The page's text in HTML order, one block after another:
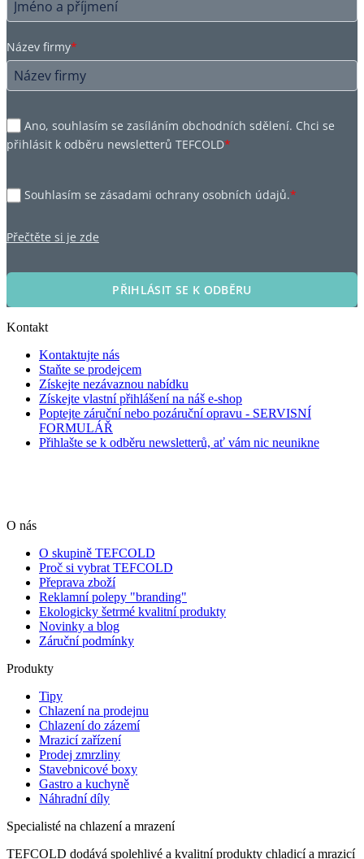
Název firmy*
Ano, souhlasím se zasíláním obchodních sdělení. Chci se
přihlásit k odběru newsletterů TEFCOLD*
Souhlasím se zásadami ochrany osobních údajů.*
Přečtěte si je zde
PŘIHLÁSIT SE K ODBĚRU
Kontakt
Kontaktujte nás
Staňte se prodejcem
Získejte nezávaznou nabídku
Získejte vlastní přihlášení na náš e-shop
Poptejte záruční nebo pozáruční opravu - SERVISNÍ
FORMULÁŘ
Přihlašte se k odběru newsletterů, ať vám nic neunikne
O nás
O skupině TEFCOLD
Proč si vybrat TEFCOLD
Přeprava zboží
Reklamní polepy "branding"
Ekologicky šetrmé kvalitní produkty
Novinky a blog
Záruční podmínky
Produkty
Tipy
Chlazení na prodejnu
Chlazení do zázemí
Mrazicí zařízení
Prodej zmrzliny
Stavebnicové boxy
Gastro a kuchyně
Náhradní díly
Specialisté na chlazení a mrazení
TEFCOLD dodává spolehlivé a kvalitní produkty chladicí a mrazicí